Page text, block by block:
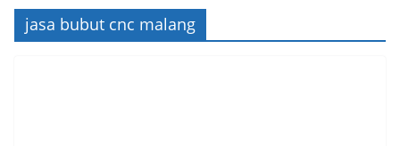
jasa bubut cnc malang